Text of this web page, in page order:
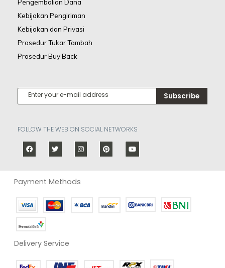
Pengembalian Dana
Kebijakan Pengiriman
Kebijakan dan Privasi
Prosedur Tukar Tambah
Prosedur Buy Back
Subscribe
FOLLOW THE WEB ON SOCIAL NETWORKS
Payment Methods
Delivery Service